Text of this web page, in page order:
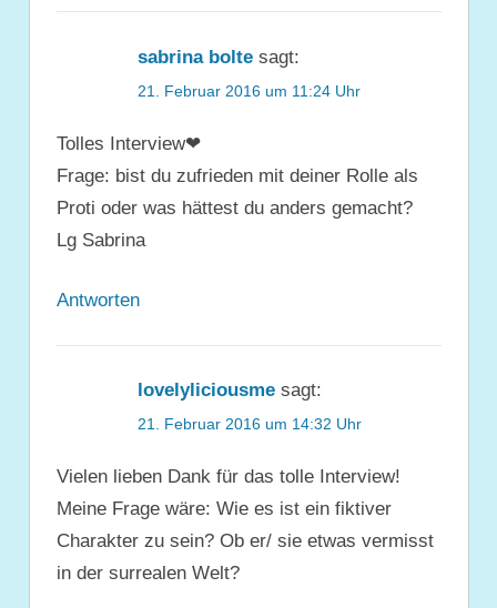
sabrina bolte sagt:
21. Februar 2016 um 11:24 Uhr
Tolles Interview❤
Frage: bist du zufrieden mit deiner Rolle als
Proti oder was hättest du anders gemacht?
Lg Sabrina
Antworten
lovelyliciousme sagt:
21. Februar 2016 um 14:32 Uhr
Vielen lieben Dank für das tolle Interview!
Meine Frage wäre: Wie es ist ein fiktiver
Charakter zu sein? Ob er/ sie etwas vermisst
in der surrealen Welt?